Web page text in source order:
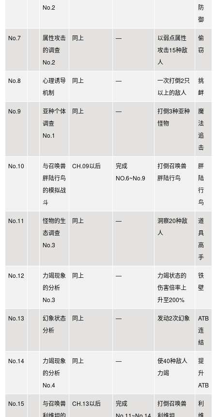
No.2
防
御
No.7
属性攻击
的调查
No.2
同上 —
以弱点属性
攻击15种敌
人
偷
窃
No.8
心理诱导
机制
同上 —
一次打倒2只
以上的敌人
挑
衅
No.9
亚种个体
调查
No.1
同上 —
打倒3种亚种
怪物
魔
法
追
击
No.10
与召唤兽
胖陆行鸟
的模拟战
斗
CH.09以后
完成
NO.6~No.9
打倒召唤兽
胖陆行鸟
胖
陆
行
鸟
No.11
怪物的生
态调查
No.3
同上 —
洞察20种敌
人
道
具
高
手
No.12
力竭现象
的分析
No.3
同上 —
力竭状态的
伤害倍率上
升至200%
铁
壁
No.13
幻象状态
分析
同上 — 发动2次幻象
ATB
连
结
No.14
力竭现象
的分析
No.4
同上 —
使40种敌人
力竭
提
升
ATB
No.15
与召唤兽
利维坦的
CH.13以后
完成
No.11~No.14
打倒召唤兽
利维坦
利
维